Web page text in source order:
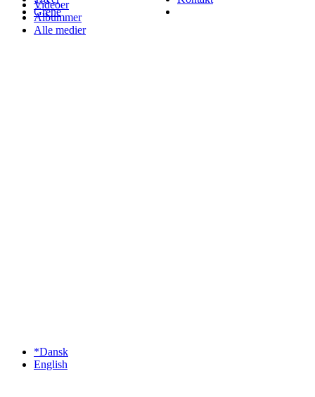
Videoer
Albummer
Alle medier
Grene
*Dansk
English